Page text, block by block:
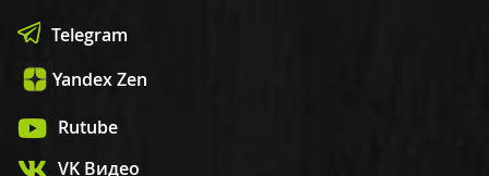
Telegram
Yandex Zen
Rutube
VK Видео